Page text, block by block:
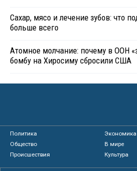
Сахар, мясо и лечение зубов: что
больше всего
Атомное молчание: почему в ООН
бомбу на Хиросиму сбросили США
Политика
Экономика
Общество
В мире
Происшествия
Культура